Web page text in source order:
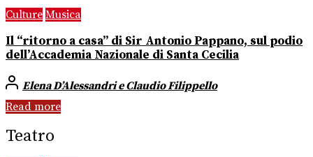
Culture Musica
Il “ritorno a casa” di Sir Antonio Pappano, sul podio
dell’Accademia Nazionale di Santa Cecilia
Elena D’Alessandri e Claudio Filippello
Read more
Teatro